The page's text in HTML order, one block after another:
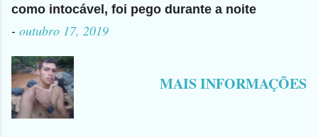
como intocável, foi pego durante a noite
- outubro 17, 2019
MAIS INFORMAÇÕES